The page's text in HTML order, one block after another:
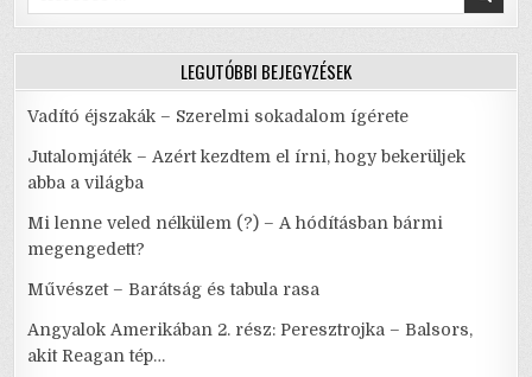
for:
LEGUTÓBBI BEJEGYZÉSEK
Vadító éjszakák – Szerelmi sokadalom ígérete
Jutalomjáték – Azért kezdtem el írni, hogy bekerüljek
abba a világba
Mi lenne veled nélkülem (?) – A hódításban bármi
megengedett?
Művészet – Barátság és tabula rasa
Angyalok Amerikában 2. rész: Peresztrojka – Balsors,
akit Reagan tép…